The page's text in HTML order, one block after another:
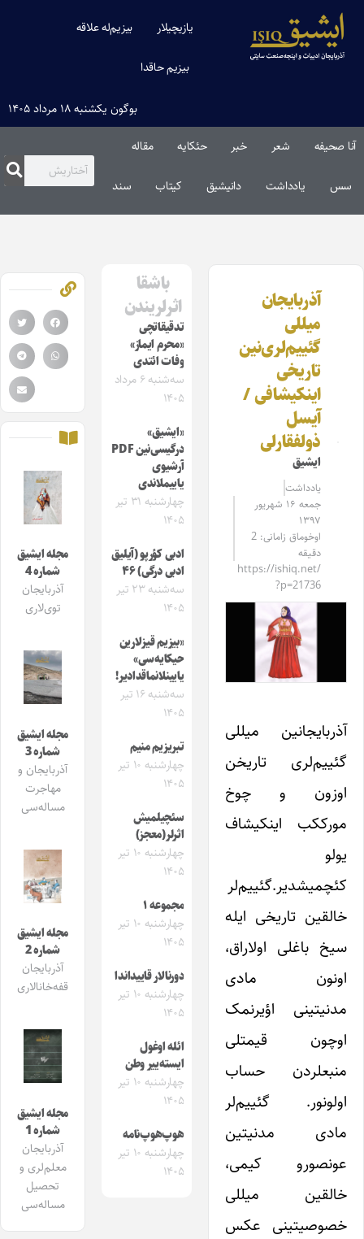
یازیچیلار بیزیم‌له علاقه
بیزیم حاقدا
بوگون یکشنبه ۱۸ مرداد ۱۴۰۵
آنا صحیفه شعر خبر حئکایه مقاله‌
سس یادداشت دانیشیق کیتاب سند
آذربایجان
میللی
گئییم‌لری‌نین
تاریخی
اینکیشافی /
آیسل
ذولفقارلی
ایشیق
یادداشت
جمعه ۱۶ شهریور
۱۳۹۷
اوخوماق زامانی: 2
دقیقه
https://ishiq.net/
?p=21736
آذربایجانین میللی
گئییم‌لری تاریخن
اوزون و چوخ
مورککب اینکیشاف
یولو
کئچمیشدیر.گئییم‌لر
خالقین تاریخی ایله
سیخ باغلی اولاراق،
اونون مادی
مدنیتینی اؤیرنمک
اوچون قیمتلی
منبعلردن حساب
اولونور. گئییم‌لر
مادی مدنیتین
عونصورو کیمی،
خالقین میللی
خصوصیتینی عکس
باشقا
اثرلریندن
تدقیقاتچی
«محرم ایماز»
وفات ائتدی
سه‌شنبه ۶ مرداد
۱۴۰۵
«ایشیق»
درگیسی‌نین PDF
آرشیوی
یاییملاندی
چهارشنبه ۳۱ تیر
۱۴۰۵
ادبی کؤرپو (آیلیق
ادبی درگی) ۴۶
سه‌شنبه ۲۳ تیر
۱۴۰۵
«بیزیم قیزلارین
حیکایه‌سی»
یایینلانماقدادیر!
سه‌شنبه ۱۶ تیر
۱۴۰۵
تبریزیم منیم
چهارشنبه ۱۰ تیر
۱۴۰۵
سئچیلمیش
اثرلر(معجز)
چهارشنبه ۱۰ تیر
۱۴۰۵
مجموعه ۱
چهارشنبه ۱۰ تیر
۱۴۰۵
دورنالار قاییداندا
چهارشنبه ۱۰ تیر
۱۴۰۵
ائله اوغول
ایسته‌ییر وطن
چهارشنبه ۱۰ تیر
۱۴۰۵
هوپ‌هوپ‌نامه
چهارشنبه ۱۰ تیر
۱۴۰۵
مجله ایشیق
شماره 4
آذربایجان
توی‌لاری
مجله ایشیق
شماره 3
آذربایجان و
مهاجرت
مساله‌سی
مجله ایشیق
شماره 2
آذربایجان
قفه‌خانالاری
مجله ایشیق
شماره 1
آذربایجان
معلم‌لری و
تحصیل
مساله‌سی